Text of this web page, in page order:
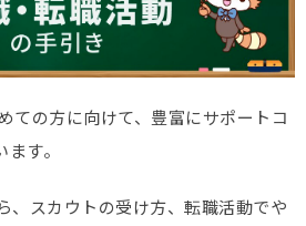
ての方に向けて、豊富にサポートコ
す。
、スカウトの受け方、転職活動でや